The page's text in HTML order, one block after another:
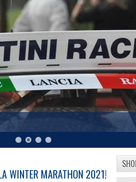
WINTER MARATHON 2021!